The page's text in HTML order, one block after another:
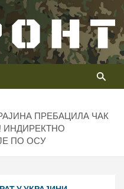
ПРЕБАЦИЛА ЧАК
ИНДИРЕКТНО
ПО ОСУ